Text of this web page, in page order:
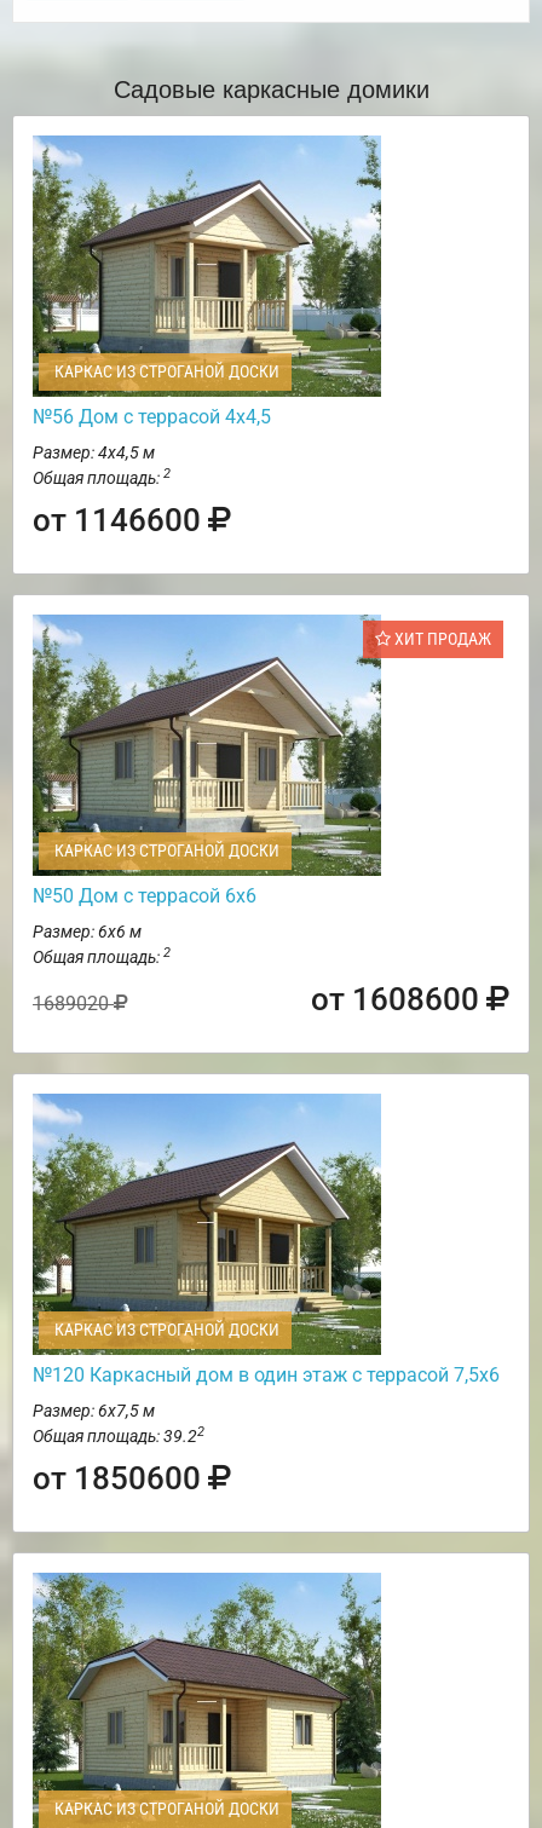
Садовые каркасные домики
КАРКАС ИЗ СТРОГАНОЙ ДОСКИ
№56 Дом с террасой 4х4,5
Размер: 4х4,5 м
Общая площадь: 2
от 1146600
ХИТ ПРОДАЖ
КАРКАС ИЗ СТРОГАНОЙ ДОСКИ
№50 Дом с террасой 6х6
Размер: 6х6 м
Общая площадь: 2
1689020 от 1608600
КАРКАС ИЗ СТРОГАНОЙ ДОСКИ
№120 Каркасный дом в один этаж с террасой 7,5х6
Размер: 6х7,5 м
Общая площадь: 39.22
от 1850600
КАРКАС ИЗ СТРОГАНОЙ ДОСКИ